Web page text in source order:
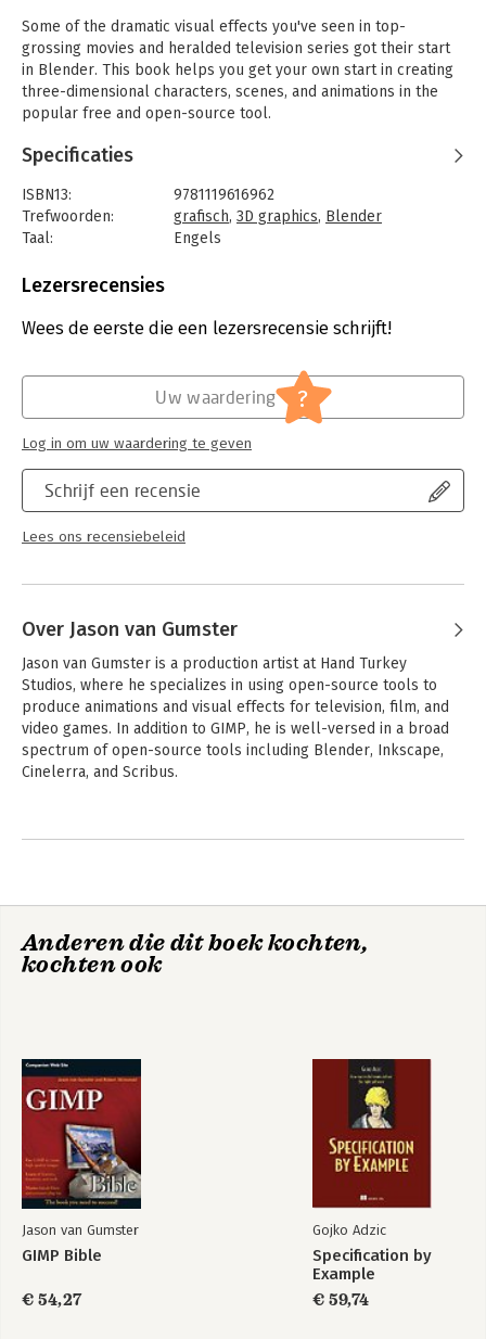
Some of the dramatic visual effects you've seen in top-
grossing movies and heralded television series got their start
in Blender. This book helps you get your own start in creating
three-dimensional characters, scenes, and animations in the
popular free and open-source tool.
Author Jason van Gumster shares his insight as an independent
animator and digital artist to help Blender newcomers turn
their ideas into three-dimensional drawings. From exporting
and sharing scenes to becoming a part of the Blender
community, this accessible book covers it all!
- Create 3D characters—no experience required
- Build scenes with texture and real lighting features
- Animate your creations and share them with the world
- Avoid common rookie mistakes
This book is the ideal starting place for newcomers to the
world of 3D modeling and animation.
Specificaties
ISBN13:
9781119616962
Trefwoorden:
grafisch, 3D graphics, Blender
Taal:
Engels
Aantal pagina's:
Druk:
4
IT-management / ICT
Serie:
Dummies (Engelstalig)
Lezersrecensies
Wees de eerste die een lezersrecensie schrijft!
Schrijf een recensie
Lees ons recensiebeleid
Uw waardering ?
Log in om uw waardering te geven
Over Jason van Gumster
Jason van Gumster is a production artist at Hand Turkey
Studios, where he specializes in using open-source tools to
produce animations and visual effects for television, film, and
video games. In addition to GIMP, he is well-versed in a broad
spectrum of open-source tools including Blender, Inkscape,
Cinelerra, and Scribus.
Andere boeken door Jason van
GIMP Bible
Bekijk alle boeken
Anderen die dit boek kochten,
kochten ook
Jason van Gumster
GIMP Bible
€ 54,27
Gojko Adzic
Specification by
Example
€ 59,74